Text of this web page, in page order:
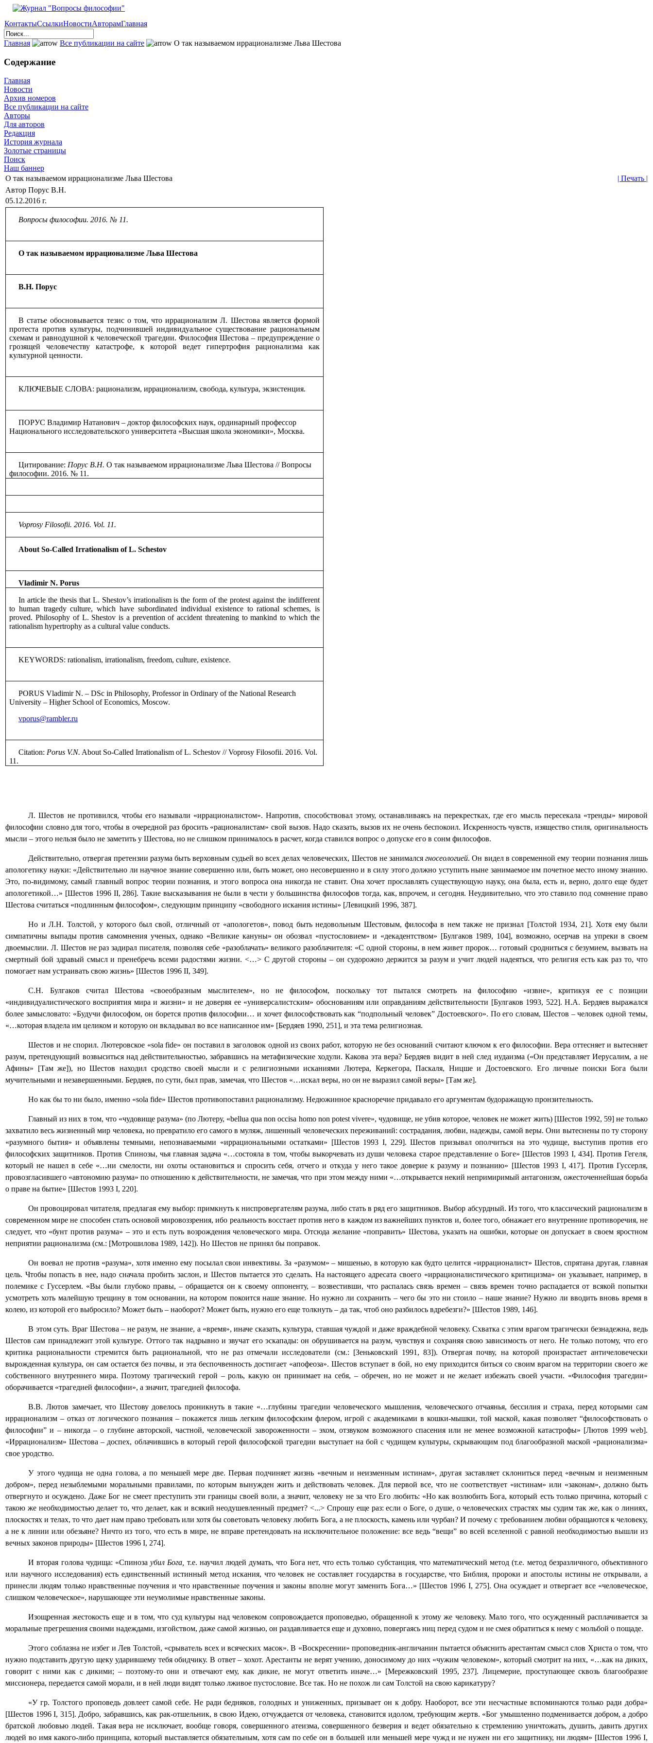
КонтактыСсылкиНовостиАвторамГлавная
Главная Все публикации на сайте О так называемом иррационализме Льва Шестова
Содержание
Главная
Новости
Архив номеров
Все публикации на сайте
Авторы
Для авторов
Редакция
История журнала
Золотые страницы
Поиск
Наш баннер
О так называемом иррационализме Льва Шестова
| Печать |
Автор Порус В.Н.
05.12.2016 г.
Вопросы философии. 2016. № 11.
О так называемом иррационализме Льва Шестова
В.Н. Порус
В статье обосновывается тезис о том, что иррационализм Л. Шестова является формой
протеста против культуры, подчинившей индивидуальное существование рациональным
схемам и равнодушной к человеческой трагедии. Философия Шестова – предупреждение о
грозящей человечеству катастрофе, к которой ведет гипертрофия рационализма как
культурной ценности.
КЛЮЧЕВЫЕ СЛОВА: рационализм, иррационализм, свобода, культура, экзистенция.
ПОРУС Владимир Натанович ‒ доктор философских наук, ординарный профессор
Национального исследовательского университета «Высшая школа экономики», Москва.
Цитирование:Порус В.Н.О так называемом иррационализме Льва Шестова// Вопросы
философии. 2016. № 11.
Voprosy Filosofii. 2016. Vol. 11.
About So-Called Irrationalism of L. Schestov
Vladimir N. Porus
In article the thesis that L. Shestov’s irrationalism is the form of the protest against the indifferent
to human tragedy culture, which have subordinated individual existence to rational schemes, is
proved. Philosophy of L. Shestov is a prevention of accident threatening to mankind to which the
rationalism hypertrophy as a cultural value conducts.
KEYWORDS: rationalism, irrationalism, freedom, culture, existence.
PORUS Vladimir N. ‒ DSc in Philosophy, Professor in Ordinary of the National Research
University ‒ Higher School of Economics, Moscow.
vporus@rambler.ru
Citation:Porus V.N. About So-Called Irrationalism of L. Schestov // Voprosy Filosofii. 2016. Vol.
11.
Л. Шестов не противился, чтобы его называли «иррационалистом». Напротив, способствовал этому, останавливаясь на перекрестках, где его мысль пересекала «тренды» мировой
философии словно для того, чтобы в очередной раз бросить «рационалистам» свой вызов. Надо сказать, вызов их не очень беспокоил. Искренность чувств, изящество стиля, оригинальность
мысли – этого нельзя было не заметить у Шестова, но не слишком принималось в расчет, когда ставился вопрос о допуске его в сонм философов.
Действительно, отвергая претензии разума быть верховным судьей во всех делах человеческих, Шестов не занималсягносеологией. Он видел в современной ему теории познания лишь
апологетику науки: «Действительно ли научное знание совершенно или, быть может, оно несовершенно и в силу этого должно уступить ныне занимаемое им почетное место иному знанию.
Это, по-видимому, самый главный вопрос теории познания, и этого вопроса она никогда не ставит. Она хочет прославлять существующую науку, она была, есть и, верно, долго еще будет
апологетикой…» [Шестов 1996 II, 286]. Такие высказывания не были в чести у большинства философов тогда, как, впрочем, и сегодня. Неудивительно, что это ставило под сомнение право
Шестова считаться «подлинным философом», следующим принципу «свободного искания истины» [Левицкий 1996, 387].
Но и Л.Н. Толстой, у которого был свой, отличный от «апологетов», повод быть недовольным Шестовым, философа в нем также не признал [Толстой 1934, 21]. Хотя ему были
симпатичны выпады против самомнения ученых, однако «Великие кануны» он обозвал «пустословием» и «декадентством» [Булгаков 1989, 104], возможно, осерчав на упреки в своем
двоемыслии. Л. Шестов не раз задирал писателя, позволяя себе «разоблачать» великого разоблачителя: «С одной стороны, в нем живет пророк… готовый сродниться с безумием, вызвать на
смертный бой здравый смысл и пренебречь всеми радостями жизни. <…>С другой стороны – он судорожно держится за разум и учит людей надеяться, что религия есть как раз то, что
помогает нам устраивать свою жизнь» [Шестов 1996 II, 349].
С.Н. Булгаков считал Шестова «своеобразным мыслителем», но не философом, поскольку тот пытался смотреть на философию «извне», критикуя ее с позиции
«индивидуалистического восприятия мира и жизни» и не доверяя ее «универсалистским» обоснованиям или оправданиям действительности [Булгаков 1993, 522]. Н.А. Бердяев выражался
более замысловато: «Будучи философом, он борется против философии… и хочет философствовать как “подпольный человек” Достоевского». По его словам, Шестов ‒ человек одной темы,
«…которая владела им целиком и которую он вкладывал во все написанное им» [Бердяев 1990, 251], и эта тема религиозная.
Шестов и не спорил. Лютеровское «sola fide» он поставил в заголовок одной из своих работ, которую не без оснований считают ключом к его философии. Вера оттесняет и вытесняет
разум, претендующий возвыситься над действительностью, забравшись на метафизические ходули. Какова эта вера? Бердяев видит в ней след иудаизма («Он представляет Иерусалим, а не
Афины» [Там же]), но Шестов находил сродство своей мысли и с религиозными исканиями Лютера, Керкегора, Паскаля, Ницше и Достоевского. Его личные поиски Бога были
мучительными и незавершенными. Бердяев, по сути, был прав, замечая, что Шестов «…искал веры, но он не выразил самой веры» [Там же].
Но как бы то ни было, именно «sola fide» Шестов противопоставил рационализму. Недюжинное красноречие придавало его аргументам будоражащую пронзительность.
Главный из них в том, что «чудовище разума» (по Лютеру, «bellua qua non occisa homo non potest vivere», чудовище, не убив которое, человек не может жить) [Шестов 1992, 59] не только
захватило весь жизненный мир человека, но превратило его самого в муляж, лишенный человеческих переживаний: сострадания, любви, надежды, самой веры. Они вытеснены по ту сторону
«разумного бытия» и объявлены темными, непознаваемыми «иррациональными остатками» [Шестов 1993 I, 229]. Шестов призывал ополчиться на это чудище, выступив против его
философских защитников. Против Спинозы, чья главная задача «…состояла в том, чтобы выкорчевать из души человека старое представление о Боге» [Шестов 1993 I, 434]. Против Гегеля,
который не нашел в себе «…ни смелости, ни охоты остановиться и спросить себя, отчего и откуда у него такое доверие к разуму и познанию» [Шестов 1993 I, 417]. Против Гуссерля,
провозгласившего «автономию разума» по отношению к действительности, не замечая, что при этом между ними «…открывается некий непримиримый антагонизм, ожесточеннейшая борьба
о праве на бытие» [Шестов 1993 I, 220].
Он провоцировал читателя, предлагая ему выбор: примкнуть к ниспровергателям разума, либо стать в ряд его защитников. Выбор абсурдный. Из того, что классический рационализм в
современном мире не способен стать основой мировоззрения, ибо реальность восстает против него в каждом из важнейших пунктов и, более того, обнажает его внутренние противоречия, не
следует, что «бунт против разума» ‒ это и есть путь возрождения человеческого мира. Отсюда желание «поправить» Шестова, указать на ошибки, которые он допускает в своем яростном
неприятии рационализма (см.: [Мотрошилова 1989, 142]). Но Шестов не принял бы поправок.
Он воевал не против «разума», хотя именно ему посылал свои инвективы. За «разумом» ‒ мишенью, в которую как будто целится «иррационалист» Шестов, спрятана другая, главная
цель. Чтобы попасть в нее, надо сначала пробить заслон, и Шестов пытается это сделать. На настоящего адресата своего «иррационалистического критицизма» он указывает, например, в
полемике с Гуссерлем. «Вы были глубоко правы, ‒ обращается он к своему оппоненту, ‒ возвестивши, что распалась связь времен ‒ связь времен точно распадается от всякой попытки
усмотреть хоть малейшую трещину в том основании, на котором покоится наше знание. Но нужно ли сохранить ‒ чего бы это ни стоило ‒ наше знание? Нужно ли вводить вновь время в
колею, из которой его выбросило? Может быть ‒ наоборот? Может быть, нужно его еще толкнуть ‒ да так, чтоб оно разбилось вдребезги?» [Шестов 1989, 146].
В этом суть. Враг Шестова – не разум, не знание, а «время», иначе сказать, культура, ставшая чуждой и даже враждебной человеку. Схватка с этим врагом трагически безнадежна, ведь
Шестов сам принадлежит этой культуре. Оттого так надрывно и звучат его эскапады: он обрушивается на разум, чувствуя и сохраняя свою зависимость от него. Не только потому, что его
критика рациональности стремится быть рациональной, что не раз отмечали исследователи (см.: [Зеньковский 1991, 83]). Отвергая почву, на которой произрастает античеловечески
вырожденная культура, он сам остается без почвы, и эта беспочвенность достигает «апофеоза». Шестов вступает в бой, но ему приходится биться со своим врагом на территории своего же
собственного внутреннего мира. Поэтому трагический герой – роль, какую он принимает на себя, – обречен, но не может и не желает избежать своей участи. «Философия трагедии»
оборачивается «трагедией философии», а значит, трагедией философа.
В.В. Лютов замечает, что Шестову довелось проникнуть в такие «…глубины трагедии человеческого мышления, человеческого отчаянья, бессилия и страха, перед которыми сам
иррационализм – отказ от логического познания – покажется лишь легким философским флером, игрой с академиками в кошки-мышки, той маской, какая позволяет “философствовать о
философии” и – никогда – о глубине авторской, частной, человеческой завороженности – эхом, отзвуком возможного спасения или не менее возможной катастрофы» [Лютов 1999 web].
«Иррационализм» Шестова – доспех, облачившись в который герой философской трагедии выступает на бой с чудищем культуры, скрывающим под благообразной маской «рационализма»
свое уродство.
У этого чудища не одна голова, а по меньшей мере две. Первая подчиняет жизнь «вечным и неизменным истинам», другая заставляет склониться перед «вечным и неизменным
добром», перед незыблемыми моральными правилами, по которым вынужден жить и действовать человек. Для первой все, что не соответствует «истинам» или «законам», должно быть
отвергнуто и осуждено. Даже Бог не смеет преступить эти границы своей воли, а значит, человеку не за что Его любить: «Но как возлюбить Бога, который есть только причина, который с
такою же необходимостью делает то, что делает, как и всякий неодушевленный предмет? <...> Спрошу еще раз: если о Боге, о душе, о человеческих страстях мы судим так же, как о линиях,
плоскостях и телах, то что дает нам право требовать или хотя бы советовать человеку любить Бога, а не плоскость, камень или чурбан? И почему с требованием любви обращаются к человеку,
а не к линии или обезьяне? Ничто из того, что есть в мире, не вправе претендовать на исключительное положение: все ведь “вещи” во всей вселенной с равной необходимостью вышли из
вечных законов природы» [Шестов 1996 I, 274].
И вторая голова чудища: «Спинозаубил Бога, т.е. научил людей думать, что Бога нет, что есть только субстанция, что математический метод (т.е. метод безразличного, объективного
или научного исследования) есть единственный истинный метод искания, что человек не составляет государства в государстве, что Библия, пророки и апостолы истины не открывали, а
принесли людям только нравственные поучения и что нравственные поучения и законы вполне могут заменить Бога…» [Шестов 1996 I, 275]. Она осуждает и отвергает все «человеческое,
слишком человеческое», нарушающее эти неумолимые нравственные законы.
Изощренная жестокость еще и в том, что суд культуры над человеком сопровождается проповедью, обращенной к этому же человеку. Мало того, что осужденный расплачивается за
моральные прегрешения своими надеждами, изгойством, даже самой жизнью, он раздавливается еще и духовно, повергаясь ниц перед судом и не смея обратиться к нему с мольбой о пощаде.
Этого соблазна не избег и Лев Толстой, «срыватель всех и всяческих масок». В «Воскресении»проповедник-англичанин пытается объяснить арестантам смысл слов Христа о том, что
нужно подставить другую щеку ударившему тебя обидчику. В ответ ‒ хохот. Арестанты не верят учению, доносимому до них «чужим человеком», который смотрит на них, «…как на диких,
говорит с ними как с дикими; ‒ поэтому-то они и отвечают ему, как дикие, не могут ответить иначе…» [Мережковский 1995, 237]. Лицемерие, проступающее сквозь благообразие
миссионера, передается самой морали, и в ней люди видят только лживое пустословие. Все так. Но не похож ли сам Толстой на свою карикатуру?
«У гр. Толстого проповедь довлеет самой себе. Не ради бедняков, голодных и униженных, призывает он к добру. Наоборот, все эти несчастные вспоминаются только ради добра»
[Шестов 1996I, 315]. Добро, забравшись, как рак-отшельник, в свою Идею, отчуждается от человека, становится идолом, требующим жертв. «Бог умышленно подменивается добром, а добро
братской любовью людей. Такая вера не исключает, вообще говоря, совершенного атеизма, совершенного безверия и ведет обязательно к стремлению уничтожать, душить, давить других
людей во имя какого-либо принципа, который выставляется обязательным, хотя сам по себе он в большей или меньшей мере чужд и не нужен ни его защитнику, ни людям» [Шестов 1996I,